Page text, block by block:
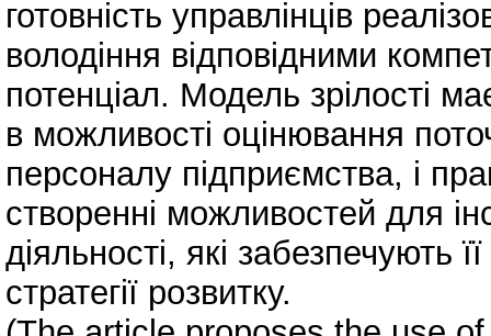
готовність управлінців
володіння відповідними
потенціал. Модель зрілості
в можливості оцінювання
персоналу підприємства, і
створенні можливостей для
діяльності, які забезпечують
стратегії розвитку.